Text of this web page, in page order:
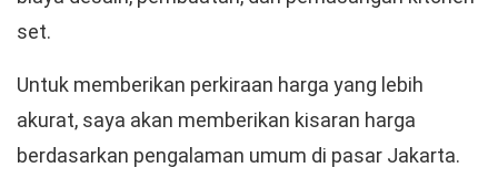
set.
Untuk memberikan perkiraan harga yang lebih
akurat, saya akan memberikan kisaran harga
berdasarkan pengalaman umum di pasar Jakarta.